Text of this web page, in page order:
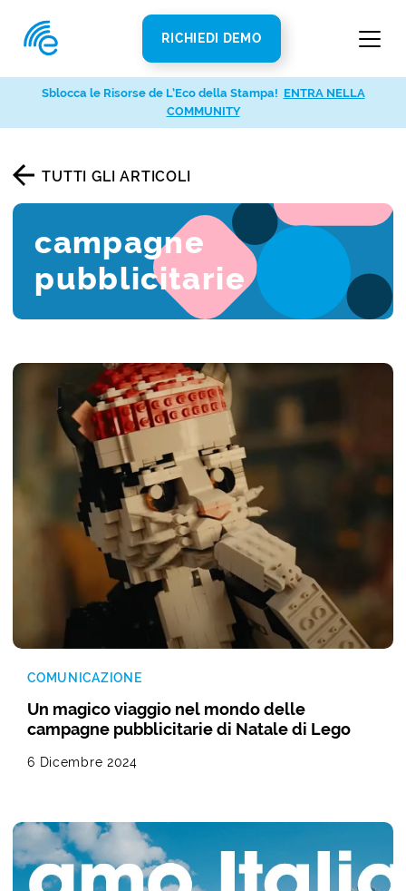
RICHIEDI DEMO
TUTTI GLI ARTICOLI
campagne
pubblicitarie
COMUNICAZIONE
Un magico viaggio nel mondo delle
campagne pubblicitarie di Natale di Lego
6 Dicembre 2024
Sblocca le Risorse de L’Eco della Stampa! ENTRA NELLA
COMMUNITY